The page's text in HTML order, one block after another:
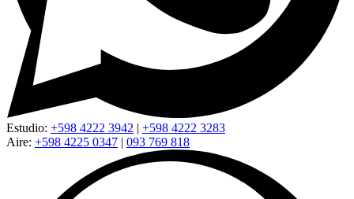
Estudio: +598 4222 3942 | +598 4222 3283
Aire: +598 4225 0347 | 093 769 818